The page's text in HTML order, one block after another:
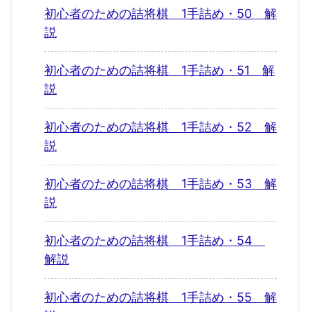
初心者のための詰将棋 1手詰め・50 解
説
初心者のための詰将棋 1手詰め・51 解
説
初心者のための詰将棋 1手詰め・52 解
説
初心者のための詰将棋 1手詰め・53 解
説
初心者のための詰将棋 1手詰め・54
解説
初心者のための詰将棋 1手詰め・55 解